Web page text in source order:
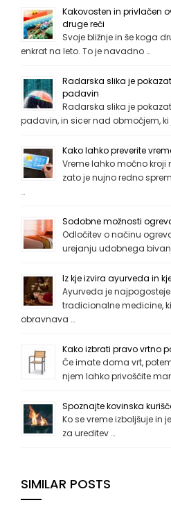
Kakovosten in privlačen
druge reči
Svoje bližnje in še koga
enkrat na leto. To je navadno …
Radarska slika je
padavin
Radarska slika je
padavin, in sicer nad območjem, ki
Kako lahko preverite
Vreme lahko močno kroji
zato je nujno redno
…
Sodobne možnosti
Odločitev o načinu
urejanju udobnega
Iz kje izvira ayurveda in
Ayurveda je
tradicionalne medicine,
obravnava …
Kako izbrati pravo vrtno
Če imate doma vrt,
njem lahko privoščite
Spoznajte kovinska
Ko se vreme izboljšuje in
za ureditev …
SIMILAR POSTS